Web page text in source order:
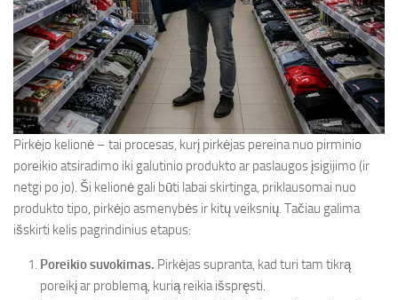
Pirkėjo kelionė – tai procesas, kurį pirkėjas pereina nuo pirminio
poreikio atsiradimo iki galutinio produkto ar paslaugos įsigijimo (ir
netgi po jo). Ši kelionė gali būti labai skirtinga, priklausomai nuo
produkto tipo, pirkėjo asmenybės ir kitų veiksnių. Tačiau galima
išskirti kelis pagrindinius etapus:
Poreikio suvokimas. Pirkėjas supranta, kad turi tam tikrą
poreikį ar problemą, kurią reikia išspręsti.